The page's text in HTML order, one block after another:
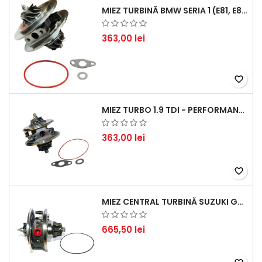
MIEZ TURBINĂ BMW SERIA 1 (E81, E87) 120 D - CREȘTEȚI PERFORMANȚA ȘI RĂSPUNSUL MOTORULUI
363,00 lei
favorite_border
MIEZ TURBO 1.9 TDI - PERFORMANȚĂ FIABILĂ PENTRU AUDI, SEAT, SKODA ȘI VW
363,00 lei
favorite_border
MIEZ CENTRAL TURBINĂ SUZUKI GRAND ESCUDO II 1.9 DDIS TRACȚIUNE INTEGRALĂ - MOTORIZARE 1.9L, 95 KW (129 CP)
665,50 lei